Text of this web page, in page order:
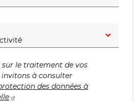
sur le traitement de vos
invitons à consulter
des données à